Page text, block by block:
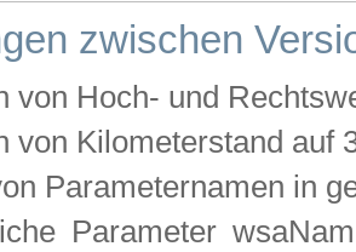
zwischen
von Hoch- und
von Kilometerstand auf
Parameternamen in
Parameter